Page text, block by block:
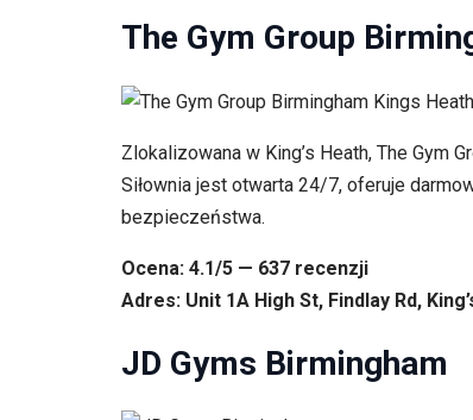
The Gym Group
Zlokalizowana w King’s Heath, The Gym
Siłownia jest otwarta 24/7, oferuje
bezpieczeństwa.
Ocena: 4.1/5 — 637 recenzji
Adres: Unit 1A High St, Findlay Rd,
JD Gyms Birmingham